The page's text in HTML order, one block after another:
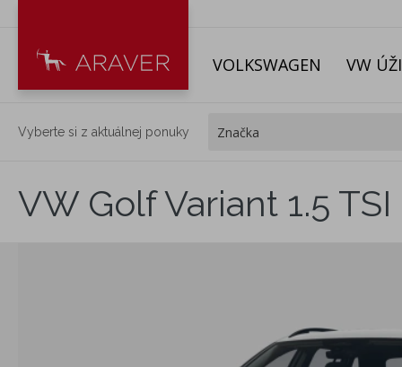
VOLKSWAGEN VW
Vyberte si z aktuálnej ponuky
VW Golf Variant 1.5 TSI